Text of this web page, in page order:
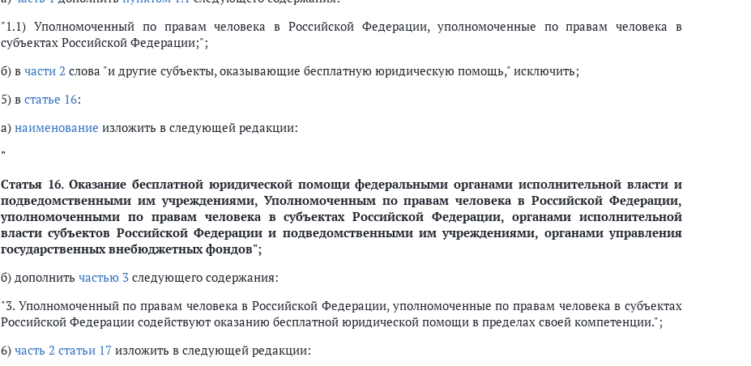
"1.1) Уполномоченный по правам человека в Российской Федерации, уполномоченные по правам человека в
субъектах Российской Федерации;";
б) в части 2 слова "и другие субъекты, оказывающие бесплатную юридическую помощь," исключить;
5) в статье 16:
а) наименование изложить в следующей редакции:
"
Статья 16.Оказание бесплатной юридической помощи федеральными органами исполнительной власти и
подведомственными им учреждениями, Уполномоченным по правам человека в Российской Федерации,
уполномоченными по правам человека в субъектах Российской Федерации, органами исполнительной
власти субъектов Российской Федерации и подведомственными им учреждениями, органами управления
государственных внебюджетных фондов";
б) дополнить частью 3 следующего содержания:
"3. Уполномоченный по правам человека в Российской Федерации, уполномоченные по правам человека в субъектах
Российской Федерации содействуют оказанию бесплатной юридической помощи в пределах своей компетенции.";
6) часть 2 статьи 17 изложить в следующей редакции: